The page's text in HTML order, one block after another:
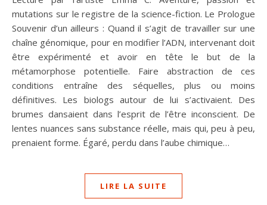
mutations sur le registre de la science-fiction. Le Prologue
Souvenir d’un ailleurs : Quand il s’agit de travailler sur une
chaîne génomique, pour en modifier l’ADN, intervenant doit
être expérimenté et avoir en tête le but de la
métamorphose potentielle. Faire abstraction de ces
conditions entraîne des séquelles, plus ou moins
définitives. Les biologs autour de lui s’activaient. Des
brumes dansaient dans l’esprit de l’être inconscient. De
lentes nuances sans substance réelle, mais qui, peu à peu,
prenaient forme. Égaré, perdu dans l’aube chimique…
LIRE LA SUITE